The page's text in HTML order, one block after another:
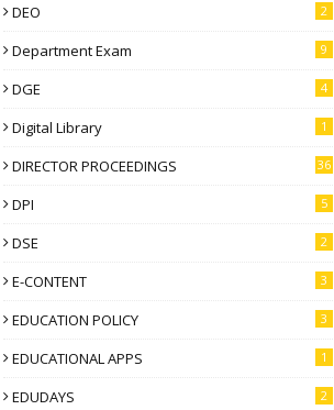
DEO 2
Department Exam 9
DGE 4
Digital Library 1
DIRECTOR PROCEEDINGS 36
DPI 5
DSE 2
E-CONTENT 3
EDUCATION POLICY 3
EDUCATIONAL APPS 1
EDUDAYS 2